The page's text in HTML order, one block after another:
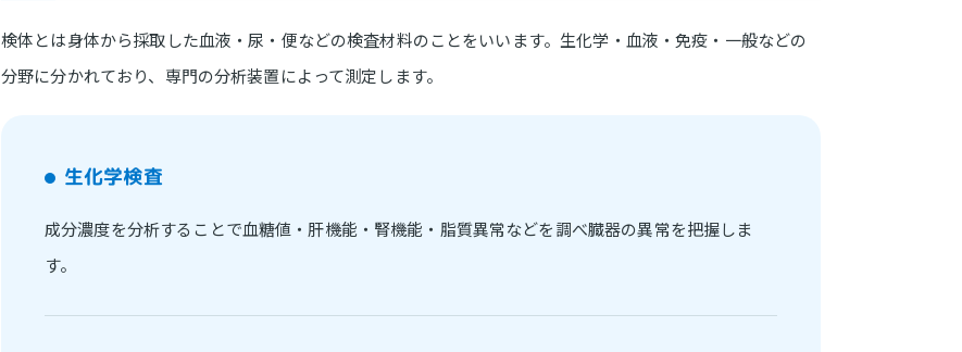
検体とは身体から採取した血液・尿・便などの検査材料のことをいいます。生化学・血液・免疫・一般などの
分野に分かれており、専門の分析装置によって測定します。
生化学検査
成分濃度を分析することで血糖値・肝機能・腎機能・脂質異常などを調べ臓器の異常を把握しま
す。